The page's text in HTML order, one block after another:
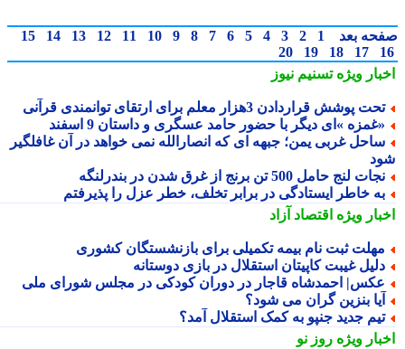
بعد 1
2
3
4
5
6
7
8
9
10
11
12
13
14
15
17
18
19
20
ویژهتسنیم نیوز
پوشش قراردادن 3هزار معلم برای ارتقای توانمندی قرآنی
»ای دیگر با حضور حامد عسگری و داستان 9 اسفند
غربی یمن؛ جبهه ای که انصارالله نمی خواهد در آن غافلگیر
لنج حامل 500 تن برنج از غرق شدن در بندرلنگه
خاطر ایستادگی در برابر تخلف، خطر عزل را پذیرفتم
ویژهاقتصاد آزاد
ثبت نام بیمه تکمیلی برای بازنشستگان کشوری
غیبت کاپیتان استقلال در بازی دوستانه
احمدشاه قاجار در دوران کودکی در مجلس شورای ملی
بنزین گران می شود؟
جدید جنپو به کمک استقلال آمد؟
ویژهروز نو